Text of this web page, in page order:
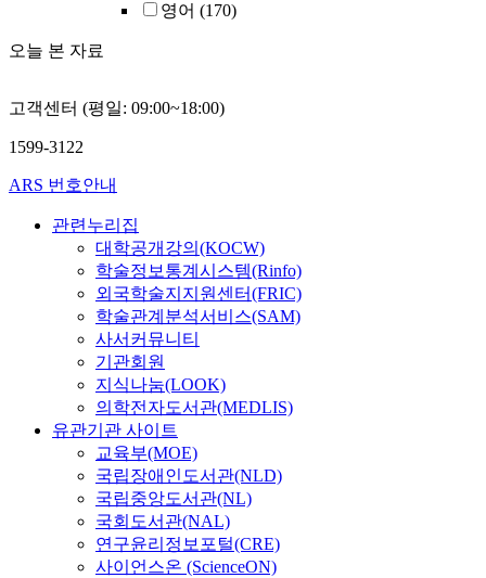
영어 (170)
오늘 본 자료
고객센터 (평일: 09:00~18:00)
1599-3122
ARS 번호안내
관련누리집
대학공개강의(KOCW)
학술정보통계시스템(Rinfo)
외국학술지지원센터(FRIC)
학술관계분석서비스(SAM)
사서커뮤니티
기관회원
지식나눔(LOOK)
의학전자도서관(MEDLIS)
유관기관 사이트
교육부(MOE)
국립장애인도서관(NLD)
국립중앙도서관(NL)
국회도서관(NAL)
연구윤리정보포털(CRE)
사이언스온 (ScienceON)